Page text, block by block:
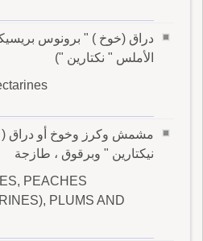
دراق (خوخ ) " برونوس
الأملس " نكتارين ")
مشمش وكرز وخوخ أو دراق (
نيكتارين " وبرقوق ، طازجة
PEACHES
PLUMS AND